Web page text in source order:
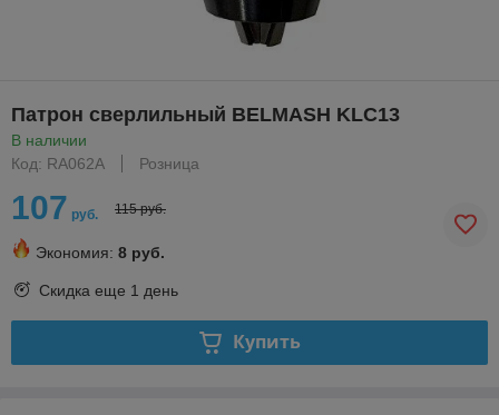
Патрон сверлильный BELMASH KLC13
В наличии
Код: RA062A
Розница
107 руб. 115 руб.
Экономия: 8 руб.
Скидка еще 1 день
Купить